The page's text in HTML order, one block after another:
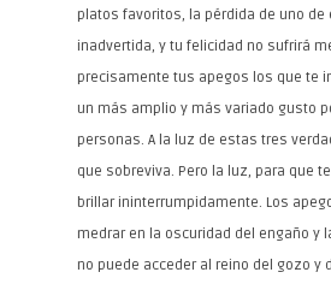
platos favoritos, la pérdida de uno de
inadvertida, y tu felicidad no sufrirá
precisamente tus apegos los que te
un más amplio y más variado gusto
personas. A la luz de estas tres
que sobreviva. Pero la luz, para que
brillar ininterrumpidamente. Los
medrar en la oscuridad del engaño y
no puede acceder al reino del gozo y